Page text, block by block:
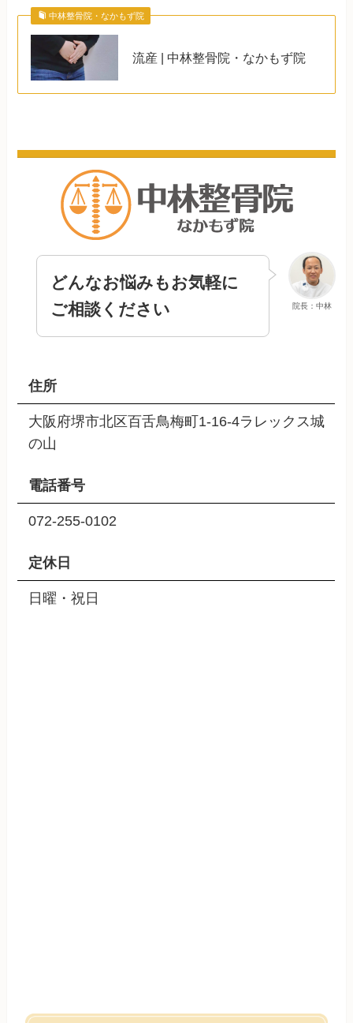
中林整骨院・なかもず院
流産 | 中林整骨院・なかもず院
院長：中林
どんなお悩みもお気軽に
ご相談ください
住所
大阪府堺市北区百舌鳥梅町1-16-4ラレックス城
の山
電話番号
072-255-0102
定休日
日曜・祝日